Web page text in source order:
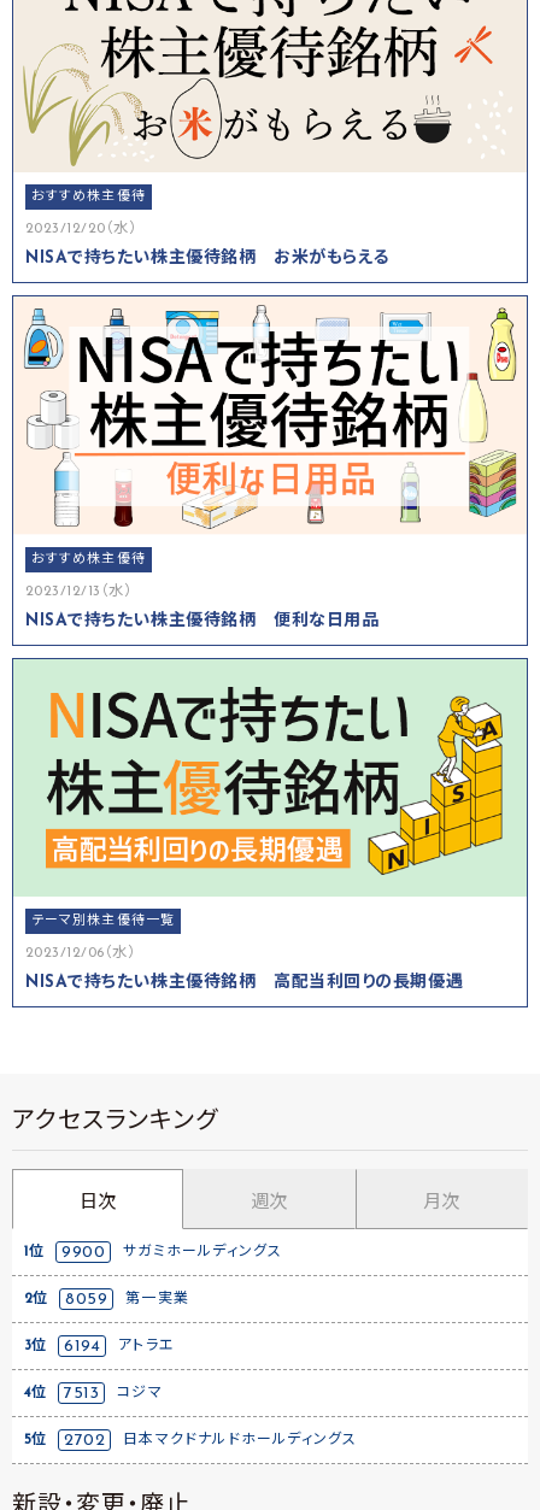
おすすめ株主優待
2023/12/20（水）
NISAで持ちたい株主優待銘柄 お米がもらえる
おすすめ株主優待
2023/12/13（水）
NISAで持ちたい株主優待銘柄 便利な日用品
テーマ別株主優待一覧
2023/12/06（水）
NISAで持ちたい株主優待銘柄 高配当利回りの長期優遇
アクセスランキング
日次 週次 月次
1位 9900 サガミホールディングス
2位 8059 第一実業
3位 6194 アトラエ
4位 7513 コジマ
5位 2702 日本マクドナルドホールディングス